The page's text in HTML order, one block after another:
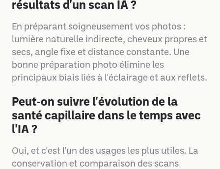
résultats d'un scan IA ?
En préparant soigneusement vos photos :
lumière naturelle indirecte, cheveux propres et
secs, angle fixe et distance constante. Une
bonne préparation photo élimine les
principaux biais liés à l'éclairage et aux reflets.
Peut-on suivre l'évolution de la
santé capillaire dans le temps avec
l'IA ?
Oui, et c'est l'un des usages les plus utiles. La
conservation et comparaison des scans